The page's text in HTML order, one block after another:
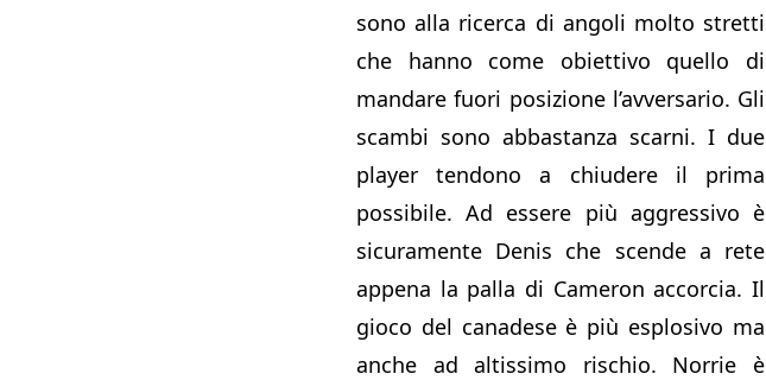
sono alla ricerca di angoli molto stretti
che hanno come obiettivo quello di
mandare fuori posizione l’avversario. Gli
scambi sono abbastanza scarni. I due
player tendono a chiudere il prima
possibile. Ad essere più aggressivo è
sicuramente Denis che scende a rete
appena la palla di Cameron accorcia. Il
gioco del canadese è più esplosivo ma
anche ad altissimo rischio. Norrie è